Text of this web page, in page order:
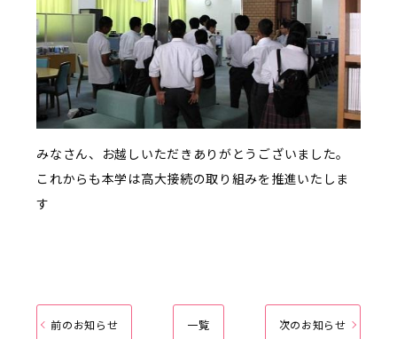
みなさん、お越しいただきありがとうございました。
これからも本学は高大接続の取り組みを推進いたしま
す
前のお知らせ 一覧 次のお知らせ